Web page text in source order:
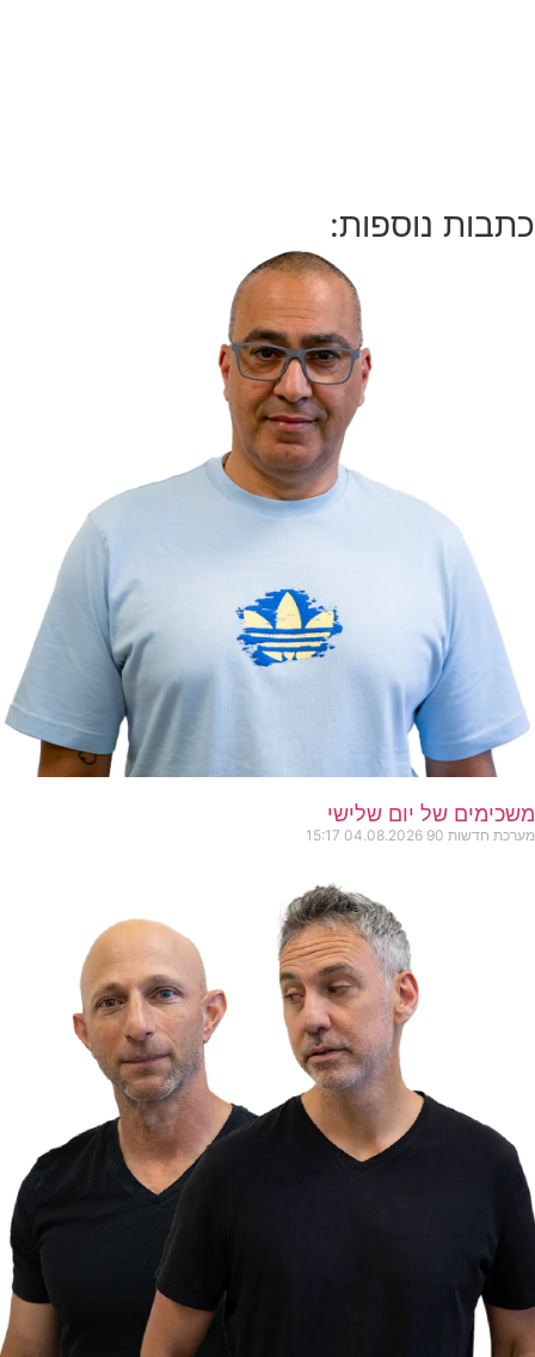
כתבות נוספות:
משכימים של יום שלישי
מערכת חדשות 90 04.08.2026
15:17